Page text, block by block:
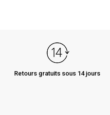
Retours gratuits sous 14 jours